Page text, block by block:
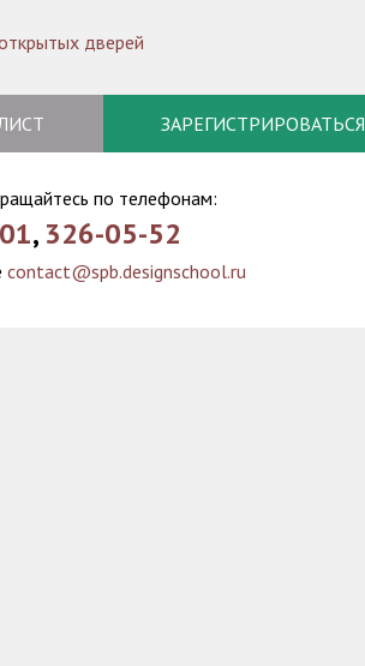
дверей
ЗАРЕГИСТРИРОВАТЬСЯ
по телефонам:
, 326-05-52
contact@spb.designschool.ru